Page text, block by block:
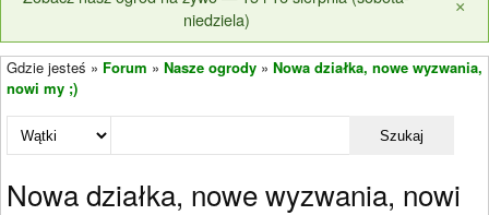
niedziela)
×
Gdzie jesteś » Forum » Nasze ogrody » Nowa działka, nowe wyzwania,
nowi my ;)
Szukaj
Nowa działka, nowe wyzwania, nowi